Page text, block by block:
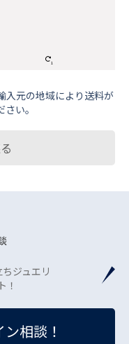
⼊元の地域により送料が
い。
ジュエリ
！
相談！